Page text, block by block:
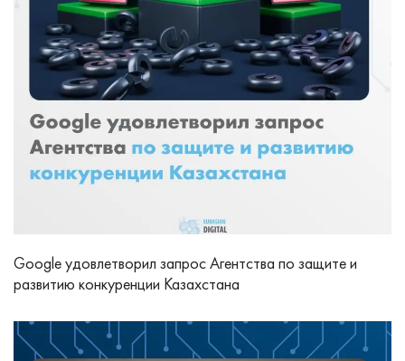
Google удовлетворил запрос Агентства по защите и
развитию конкуренции Казахстана